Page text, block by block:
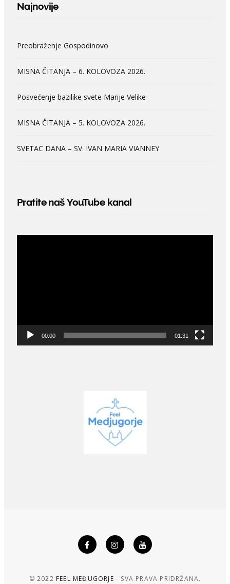
Najnovije
Preobraženje Gospodinovo
MISNA ČITANJA – 6. KOLOVOZA 2026.
Posvećenje bazilike svete Marije Velike
MISNA ČITANJA – 5. KOLOVOZA 2026.
SVETAC DANA – SV. IVAN MARIA VIANNEY
Pratite naš YouTube kanal
00:00 01:31
© 2022 FEEL MEĐUGORJE - SVA PRAVA PRIDRŽANA.